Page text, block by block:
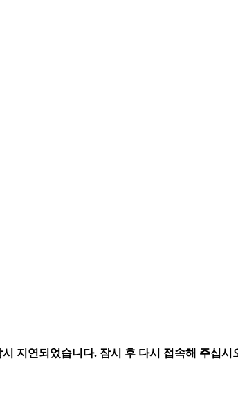
지연되었습니다. 잠시 후 다시 접속해 주십시